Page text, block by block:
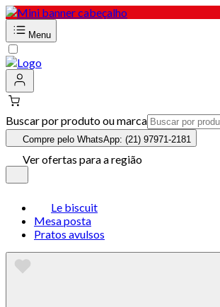
Menu
Buscar por produto ou marca
Compre pelo WhatsApp: (21) 97971-2181
Ver ofertas para a região
Le biscuit
Mesa posta
Pratos avulsos